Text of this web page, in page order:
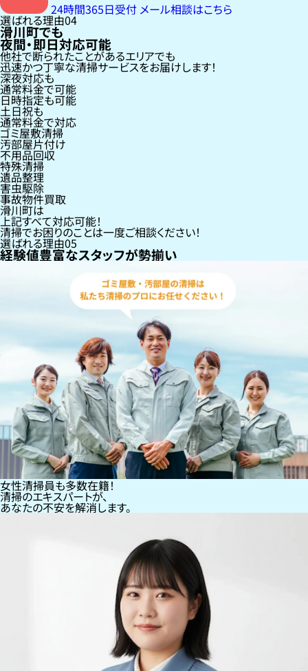
24時間365日受付 メール相談はこちら
選ばれる理由04
滑川町でも
夜間・即日対応可能
他社で断られたことがあるエリアでも
迅速かつ丁寧な清掃サービスをお届けします！
深夜対応も
通常料金で可能
日時指定も可能
土日祝も
通常料金で対応
ゴミ屋敷清掃
汚部屋片付け
不用品回収
特殊清掃
遺品整理
害虫駆除
事故物件買取
滑川町は
上記すべて対応可能！
清掃でお困りのことは一度ご相談ください！
選ばれる理由05
経験値豊富なスタッフが勢揃い
女性清掃員も多数在籍！
清掃のエキスパートが、
あなたの不安を解消します。